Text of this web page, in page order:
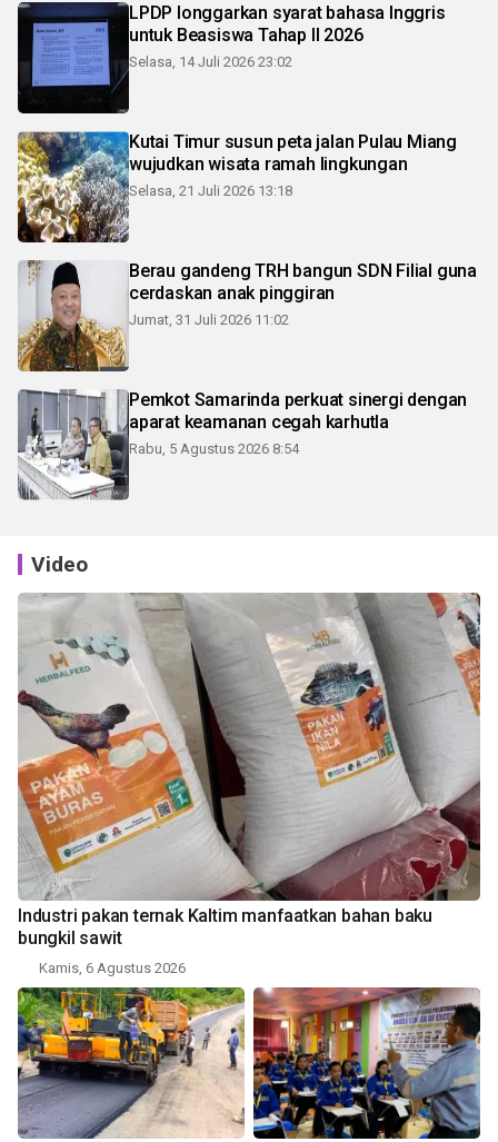
LPDP longgarkan syarat bahasa Inggris
untuk Beasiswa Tahap II 2026
Selasa, 14 Juli 2026 23:02
Kutai Timur susun peta jalan Pulau Miang
wujudkan wisata ramah lingkungan
Selasa, 21 Juli 2026 13:18
Berau gandeng TRH bangun SDN Filial guna
cerdaskan anak pinggiran
Jumat, 31 Juli 2026 11:02
Pemkot Samarinda perkuat sinergi dengan
aparat keamanan cegah karhutla
Rabu, 5 Agustus 2026 8:54
Video
Industri pakan ternak Kaltim manfaatkan bahan baku
bungkil sawit
Kamis, 6 Agustus 2026